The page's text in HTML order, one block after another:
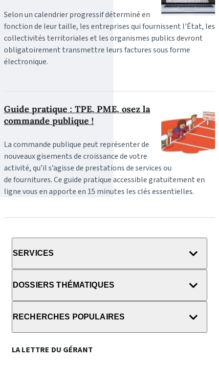
Selon un calendrier progressif déterminé en
fonction de leur taille, les entreprises qui fournissent l'État, les
collectivités territoriales et les organismes publics devront
obligatoirement transmettre leurs factures sous forme
électronique.
Guide pratique : TPE, PME, osez la
commande publique !
La commande publique peut représenter de
nouveaux gisements de croissance de votre
activité, qu’il s’agisse de prestations de services ou
de fournitures. Ce guide pratique accessible gratuitement en
ligne vous en apporte en 15 minutes les clés essentielles.
SERVICES
DOSSIERS THÉMATIQUES
RECHERCHES POPULAIRES
LA LETTRE DU GÉRANT